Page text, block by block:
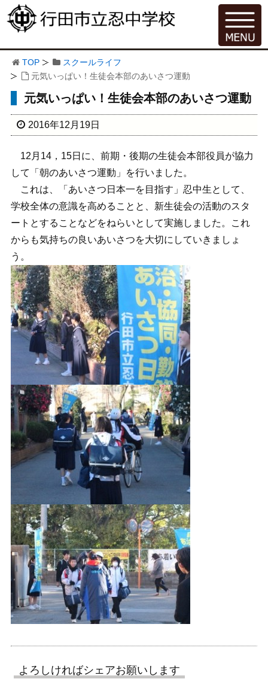
TOP
スクールライフ
元気いっぱい！生徒会本部のあいさつ運動
元気いっぱい！生徒会本部のあいさつ運動
2016年12月19日
12月14，15日に、前期・後期の生徒会本部役員が協力
して「朝のあいさつ運動」を行いました。
これは、「あいさつ日本一を目指す」忍中生として、
学校全体の意識を高めることと、新生徒会の活動のスタ
ートとすることなどをねらいとして実施しました。これ
からも気持ちの良いあいさつを大切にしていきましょ
う。
よろしければシェアお願いします